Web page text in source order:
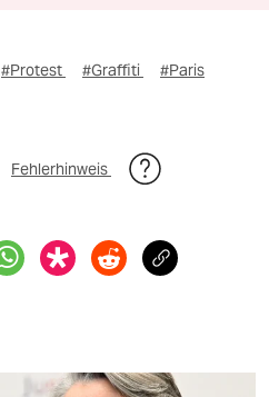
#Protest #Graffiti
#Paris
Fehlerhinweis